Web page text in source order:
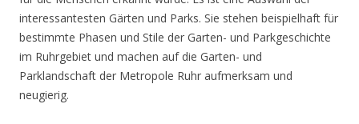
interessantesten Gärten und Parks. Sie stehen beispielhaft für
bestimmte Phasen und Stile der Garten- und Parkgeschichte
im Ruhrgebiet und machen auf die Garten- und
Parklandschaft der Metropole Ruhr aufmerksam und
neugierig.